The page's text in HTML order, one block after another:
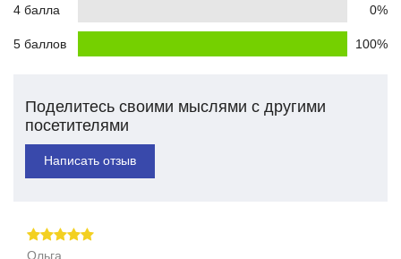
4 балла 0%
5 баллов 100%
Поделитесь своими мыслями с другими
посетителями
Написать отзыв
Ольга